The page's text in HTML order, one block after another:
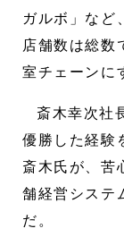
ガルボ」など
店舗数は総数
室チェーンに
斎木幸次社
優勝した経験
斎木氏が、苦
舗経営システ
だ。